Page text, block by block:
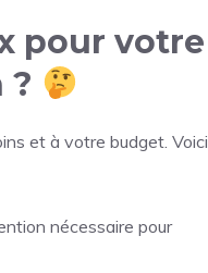
pour votre
?
et à votre budget. Voici
nécessaire pour